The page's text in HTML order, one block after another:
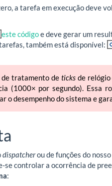
a tarefa em execução deve
este códigoe deve gerar um
também está disponível:
tratamento de ticksde
(1000× por segundo). Essa
o desempenho do sistema e
dispatcherou de funções do
se controlar a ocorrência de
: